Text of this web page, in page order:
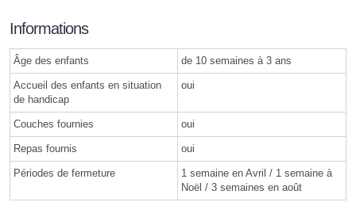
Informations
Âge des enfants de 10 semaines à 3 ans
Accueil des enfants en situation
de handicap
oui
Couches fournies oui
Repas fournis oui
Périodes de fermeture
1 semaine en Avril / 1 semaine à
Noël / 3 semaines en août